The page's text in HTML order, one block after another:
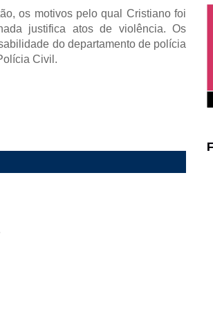
os motivos pelo qual Cristiano foi
justifica atosde violência. Os
do departamento de polícia
Civil.